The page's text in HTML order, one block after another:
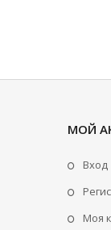
МОЙ
Вход
Моя